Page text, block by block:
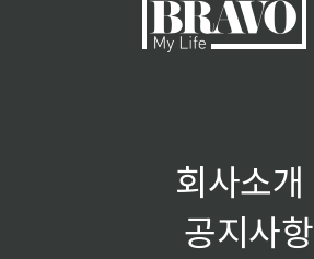
회사소개
공지사항